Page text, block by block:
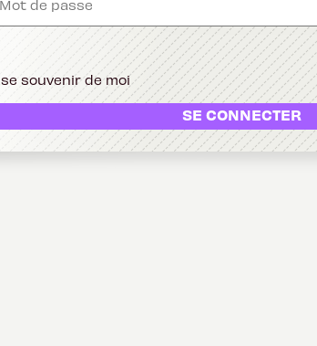
se souvenir de moi
SE CONNECTER